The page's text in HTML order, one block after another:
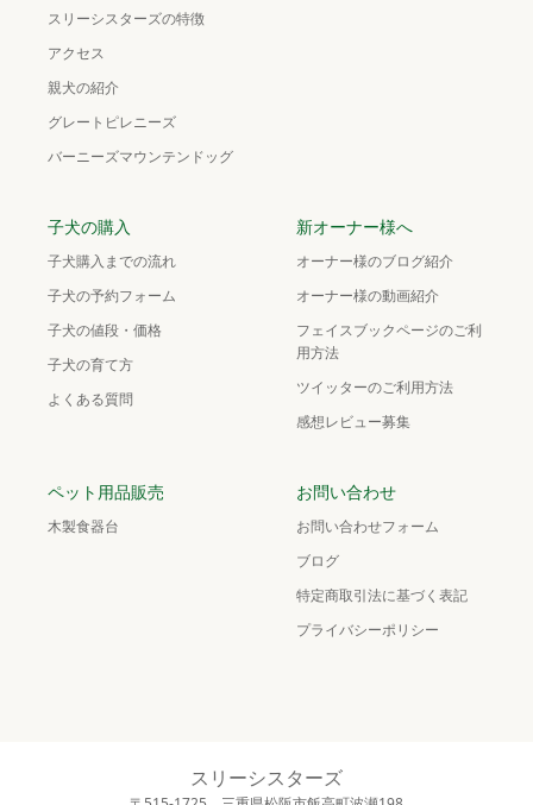
スリーシスターズの特徴
アクセス
親犬の紹介
グレートピレニーズ
バーニーズマウンテンドッグ
子犬の購入
子犬購入までの流れ
子犬の予約フォーム
子犬の値段・価格
子犬の育て方
よくある質問
新オーナー様へ
オーナー様のブログ紹介
オーナー様の動画紹介
フェイスブックページのご利
用方法
ツイッターのご利用方法
感想レビュー募集
ペット用品販売
木製食器台
お問い合わせ
お問い合わせフォーム
ブログ
特定商取引法に基づく表記
プライバシーポリシー
スリーシスターズ